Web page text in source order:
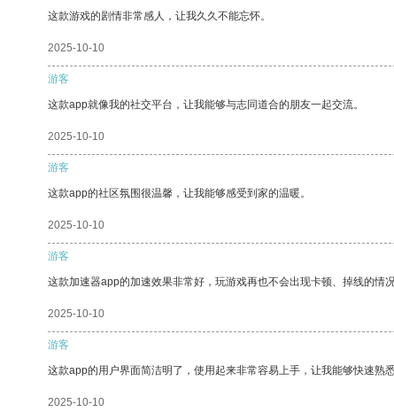
这款游戏的剧情非常感人，让我久久不能忘怀。
2025-10-10
游客
这款app就像我的社交平台，让我能够与志同道合的朋友一起交流。
2025-10-10
游客
这款app的社区氛围很温馨，让我能够感受到家的温暖。
2025-10-10
游客
这款加速器app的加速效果非常好，玩游戏再也不会出现卡顿、掉线的情
2025-10-10
游客
这款app的用户界面简洁明了，使用起来非常容易上手，让我能够快速熟悉
2025-10-10